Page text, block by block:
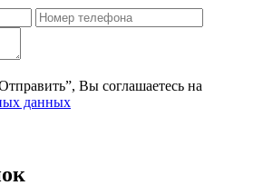
Вы соглашаетесь на
данных